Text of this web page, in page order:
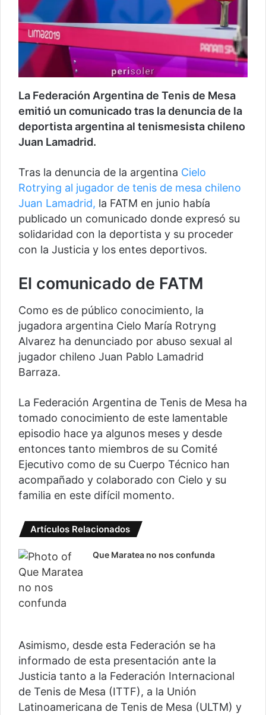
La Federación Argentina de Tenis de Mesa
emitió un comunicado tras la denuncia de la
deportista argentina al tenismesista chileno
Juan Lamadrid.
Tras la denuncia de la argentina Cielo
Rotrying al jugador de tenis de mesa chileno
Juan Lamadrid, la FATM en junio había
publicado un comunicado donde expresó su
solidaridad con la deportista y su proceder
con la Justicia y los entes deportivos.
El comunicado de FATM
Como es de público conocimiento, la
jugadora argentina Cielo María Rotryng
Alvarez ha denunciado por abuso sexual al
jugador chileno Juan Pablo Lamadrid
Barraza.
La Federación Argentina de Tenis de Mesa ha
tomado conocimiento de este lamentable
episodio hace ya algunos meses y desde
entonces tanto miembros de su Comité
Ejecutivo como de su Cuerpo Técnico han
acompañado y colaborado con Cielo y su
familia en este difícil momento.
Artículos Relacionados
Que Maratea no nos confunda
Asimismo, desde esta Federación se ha
informado de esta presentación ante la
Justicia tanto a la Federación Internacional
de Tenis de Mesa (ITTF), a la Unión
Latinoamericana de Tenis de Mesa (ULTM) y